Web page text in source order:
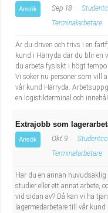
Ansök Sep 18
Terminalarbetare
Är du driven och trivs i en
kund i Härryda där du blir en
du arbeta fysiskt i högt
Vi söker nu personer som vill
vår kund Härryda.
en logistikterminal och
Extrajobb som
Ansök Okt 9
Terminalarbetare
Har du en annan
studier eller ett annat arbete,
vid sidan av? Då kan vi ha
lagermedarbetare till vår